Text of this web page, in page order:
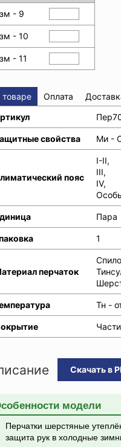
- 9
- 10
- 11
Оплата
свойства Ми -
пояс
I-II,
III,
IV,
Пара
1
перчаток
Тн -
Скачать в
модели
Перчатки шерстяные
защита рук в холодные